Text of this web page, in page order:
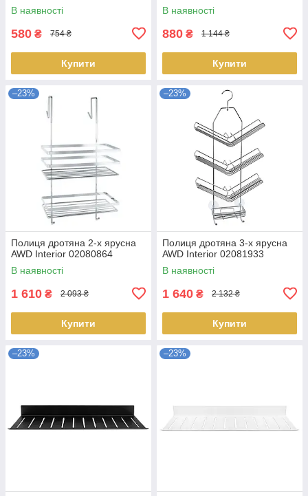
В наявності
580 ₴ 754 ₴
Купити
В наявності
880 ₴ 1 144 ₴
Купити
–23%
Полиця дротяна 2-х ярусна
AWD Interior 02080864
В наявності
1 610 ₴ 2 093 ₴
Купити
–23%
Полиця дротяна 3-х ярусна
AWD Interior 02081933
В наявності
1 640 ₴ 2 132 ₴
Купити
–23% –23%